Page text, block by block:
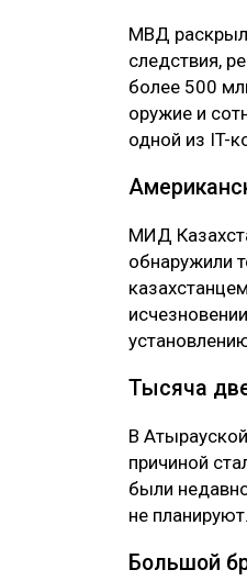
МВД
следствия,
более 500
оружие и
одной из IT-
МИД
обнаружили
Тысяча
В
причиной
были
не планируют.
Большой